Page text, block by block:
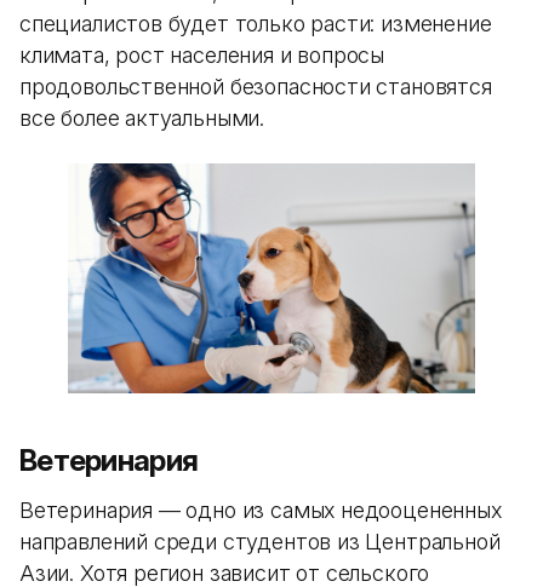
специалистов будет только расти: изменение
климата, рост населения и вопросы
продовольственной безопасности становятся
все более актуальными.
Ветеринария
Ветеринария — одно из самых недооцененных
направлений среди студентов из Центральной
Азии. Хотя регион зависит от сельского